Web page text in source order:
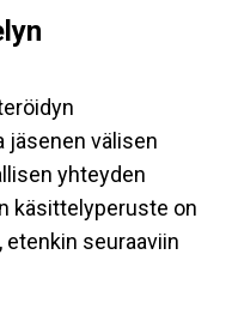
jäsenen välisen
yhteyden
käsittelyperuste on
seuraaviin